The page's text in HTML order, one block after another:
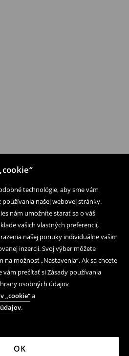
technológie, aby sme vám
našej webovej stránky.
nám umožníte starať sa o váš
vašich vlastných preferencií,
našej ponuky individuálne vašim
inzercii. Svoj výber môžete
možnosť „Nastavenia“. Ak sa chcete
prečítať si Zásady používania
osobných údajov
„cookie“a
.
OK